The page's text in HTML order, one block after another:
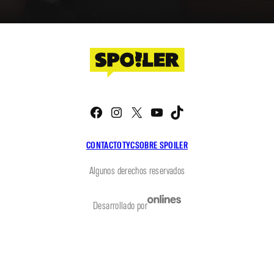
CONTACTOTYCSOBRE SPOILER
Facebook
Instagram
X YouTube
Algunos derechos reservados
Desarrollado por